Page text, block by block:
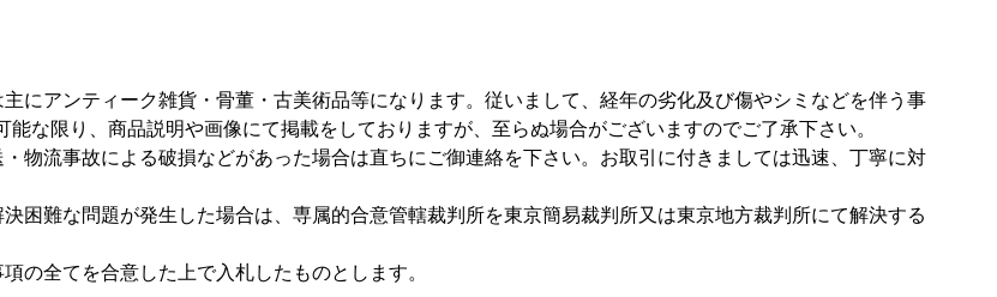
にアンティーク雑貨・骨董・古美術品等になります。従いまして、経年の劣化及び傷やシミなどを伴う事
能な限り、商品説明や画像にて掲載をしておりますが、至らぬ場合がございますのでご了承下さい。
物流事故による破損などがあった場合は直ちにご御連絡を下さい。お取引に付きましては迅速、丁寧に対
困難な問題が発生した場合は、専属的合意管轄裁判所を東京簡易裁判所又は東京地方裁判所にて解決する
の全てを合意した上で入札したものとします。